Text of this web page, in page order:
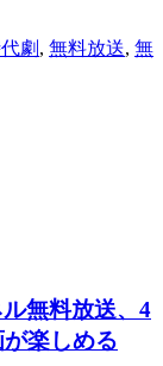
劇 , 無料放送, 無
無料放送、4
楽しめる